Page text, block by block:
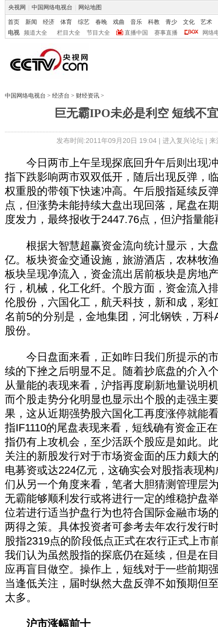
央视网 中国网络电视台 网站地图
首页 新闻 经济 体育 综艺 春晚 戏曲 音乐 科教 青少 文化
艺术
电视
频道大全 栏目大全 节目大全 直播中国 赛事直播 网络
中国网络电视台 > 经济台 > 财经资讯 >
巨无霸IPO未必是利空 短线不
发布时间:2011年09月20日 19:04 | 进入复兴论坛| 来
今日两市上午呈现探底回升午后则出现
指下跌影响两市双双低开，随后出现反弹，
权重股的带领下快速冲高。午后股指延续反
点，但涨势未能持续大盘出现回落，尾盘在
度发力，最终报收于2447.76点，但沪指量
根据大智慧超赢资金流向统计显示，大
亿。板块资金交通设施，旅游酒店，农林牧
板块呈现净流入，资金流出居前板块是房地
行，机械，化工化纤。个股方面，资金流入
伦股份，六国化工，航天科技，新和成，彩
名前5的分别是，金地集团，河北钢铁，万
股份。
今日盘面来看，正如昨日我们所提示的
续的下挫之后明显不足。随着抄底盘的介入
从量能的表现来看，沪指再度刷新地量说明
而个股走势分化明显也显示出个股的走强主
果，这从近期强势股六国化工再度涨停就能
指IF1110的尾盘表现来看，短线确有资金正
指仍有上攻机会，至少活跃个股应是如此。
关注的新股发行对于市场资金面的压力颇大
电募资或达224亿元，这确实会对股指表现
们从另一个角度来看，笔者大胆猜测管理层
无霸能够顺利发行或将进行一定的维稳护盘
位若进行适当护盘行为也符合国际金融市场
两得之策。具体投资者可参考去年农行发行
股指2319点的阶段低点正式在农行正式上市
我们认为虽然股指的探底仍在延续，但是在
应再盲目做空。操作上，短线对于一些前期
当逢低关注，届时纵然大盘反弹不如预期但
太多。
沪市涨幅前十